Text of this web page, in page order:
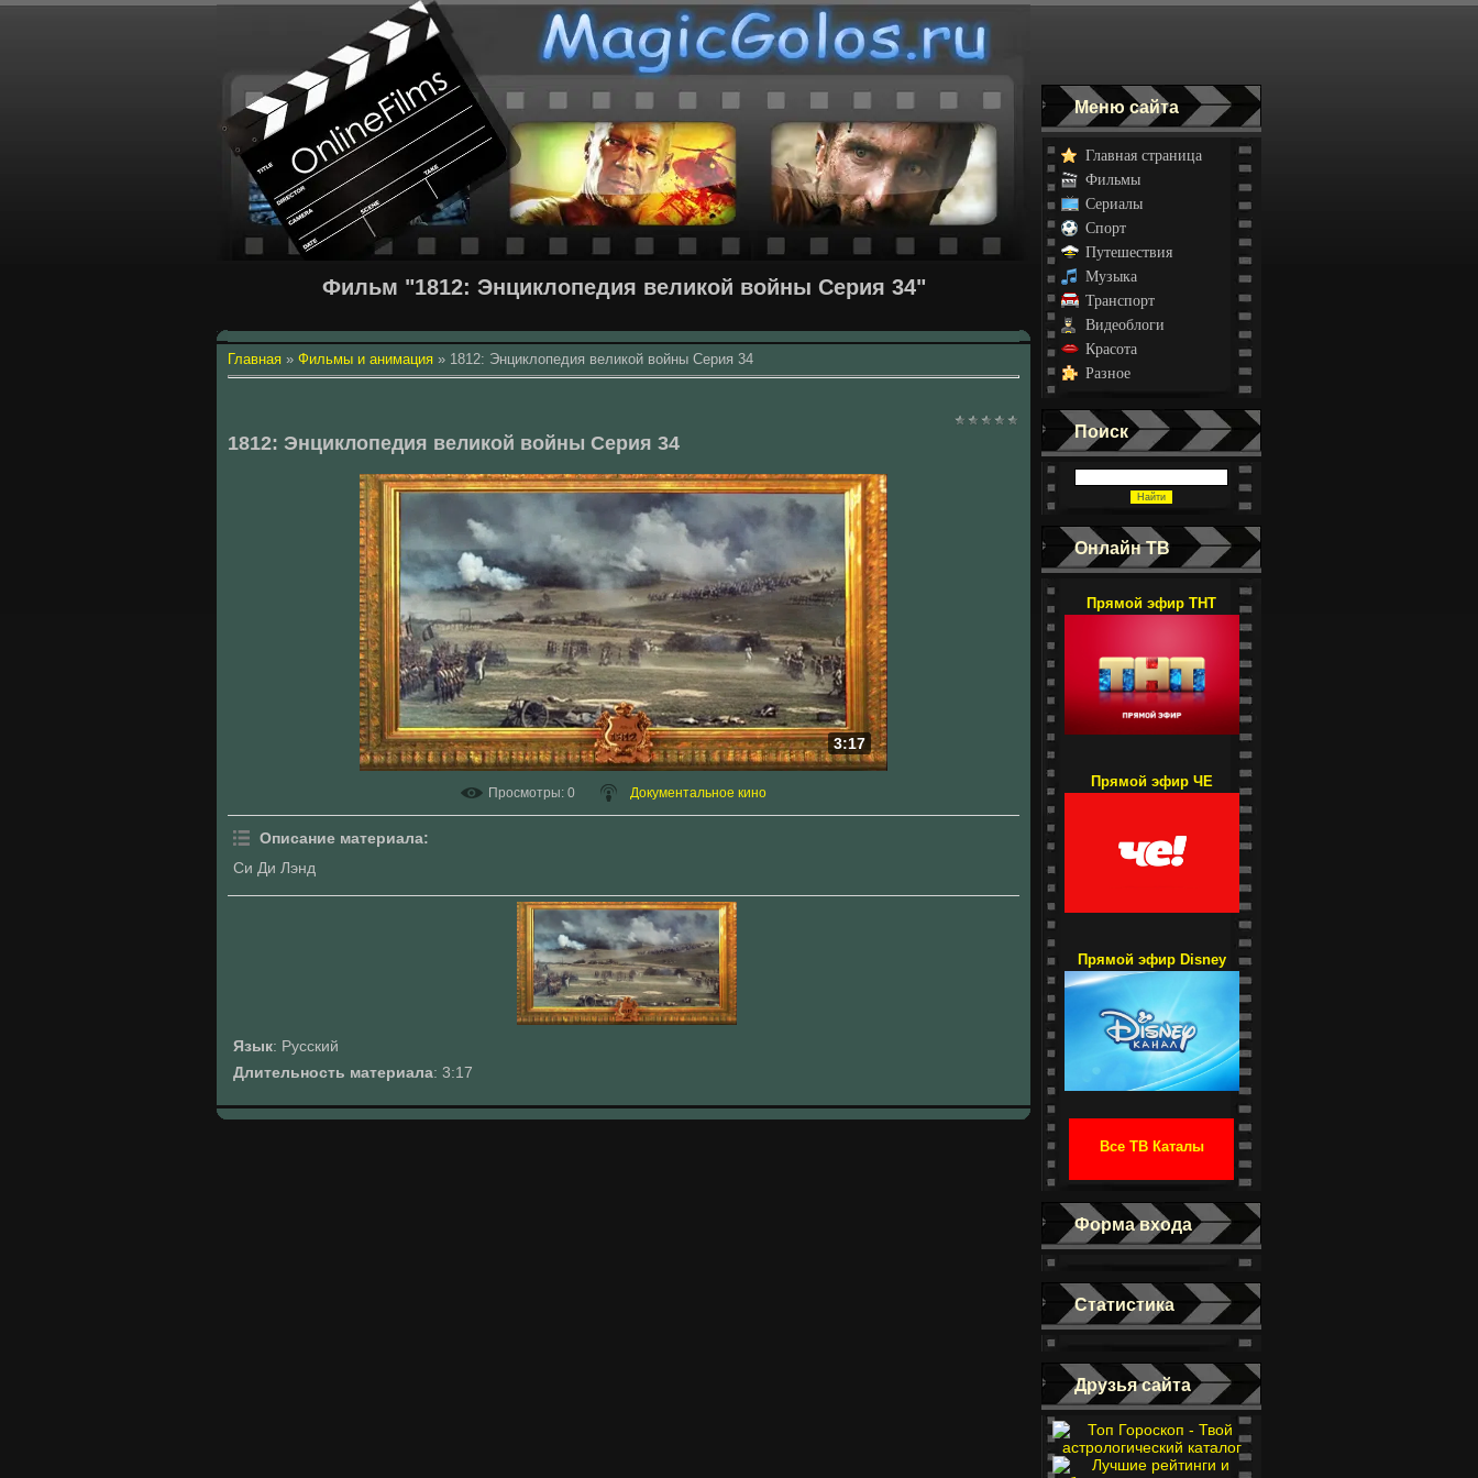
Фильм "1812: Энциклопедия великой войны Серия 34"
Главная » Фильмы и анимация » 1812: Энциклопедия великой войны Серия 34
1812: Энциклопедия великой войны Серия 34
3:17
Просмотры: 0 Документальное кино
Описание материала:
Си Ди Лэнд
Язык: Русский
Длительность материала: 3:17
Меню сайта
Главная страница
Фильмы
Сериалы
Спорт
Путешествия
Музыка
Транспорт
Видеоблоги
Красота
Разное
Поиск
Онлайн ТВ
Прямой эфир ТНТ
Прямой эфир ЧЕ
Прямой эфир Disney
Все ТВ Каталы
Форма входа
Статистика
Друзья сайта